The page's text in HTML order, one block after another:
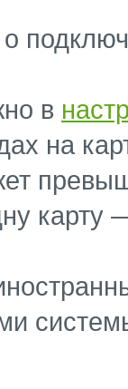
в
на
карту